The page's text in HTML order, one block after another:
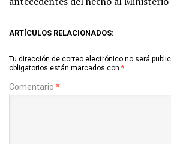
ARTÍCULOS RELACIONADOS:
Tu dirección de correo electrónico no será
obligatorios están marcados con *
Comentario *